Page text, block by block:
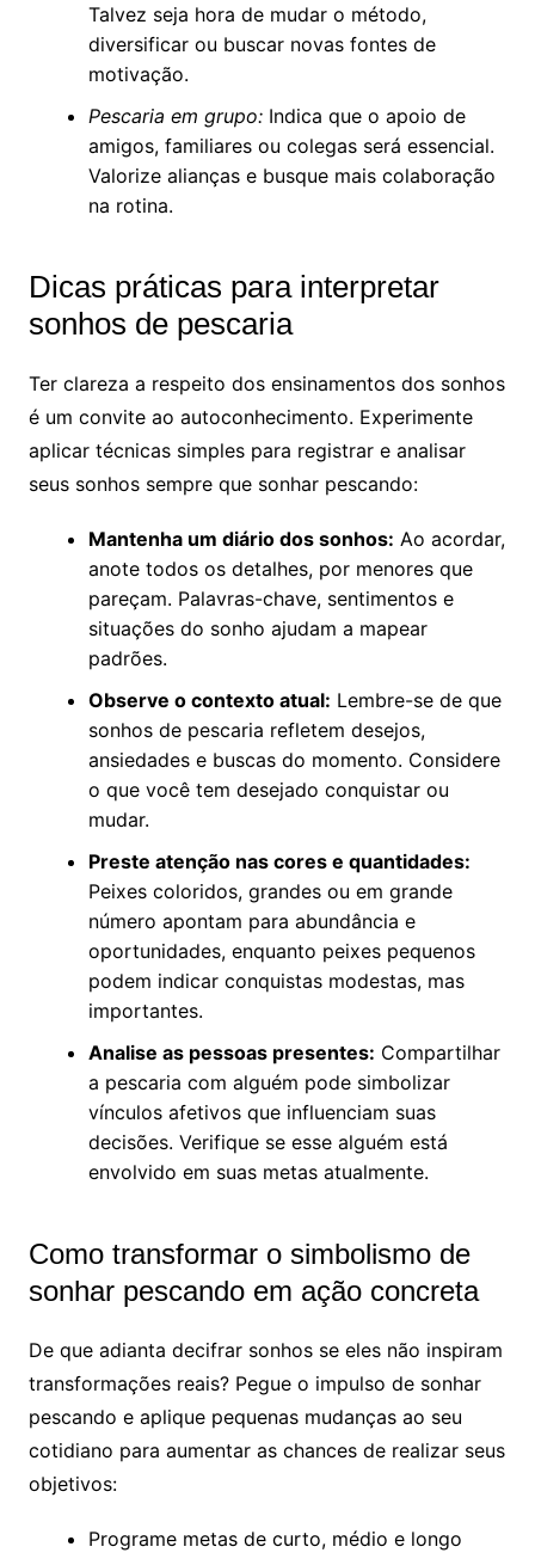
Talvez seja hora de mudar o método,
diversificar ou buscar novas fontes de
motivação.
Pescaria em grupo:Indica que o apoio de
amigos, familiares ou colegas será essencial.
Valorize alianças e busque mais colaboração
na rotina.
Dicas práticas para interpretar
sonhos de pescaria
Ter clareza a respeito dos ensinamentos dos sonhos
é um convite ao autoconhecimento. Experimente
aplicar técnicas simples para registrar e analisar
seus sonhos sempre que sonhar pescando:
Mantenha um diário dos sonhos: Ao acordar,
anote todos os detalhes, por menores que
pareçam. Palavras-chave, sentimentos e
situações do sonho ajudam a mapear
padrões.
Observe o contexto atual: Lembre-se de que
sonhos de pescaria refletem desejos,
ansiedades e buscas do momento. Considere
o que você tem desejado conquistar ou
mudar.
Preste atenção nas cores e quantidades:
Peixes coloridos, grandes ou em grande
número apontam para abundância e
oportunidades, enquanto peixes pequenos
podem indicar conquistas modestas, mas
importantes.
Analise as pessoas presentes: Compartilhar
a pescaria com alguém pode simbolizar
vínculos afetivos que influenciam suas
decisões. Verifique se esse alguém está
envolvido em suas metas atualmente.
Como transformar o simbolismo de
sonhar pescando em ação concreta
De que adianta decifrar sonhos se eles não inspiram
transformações reais? Pegue o impulso de sonhar
pescando e aplique pequenas mudanças ao seu
cotidiano para aumentar as chances de realizar seus
objetivos:
Programe metas de curto, médio e longo